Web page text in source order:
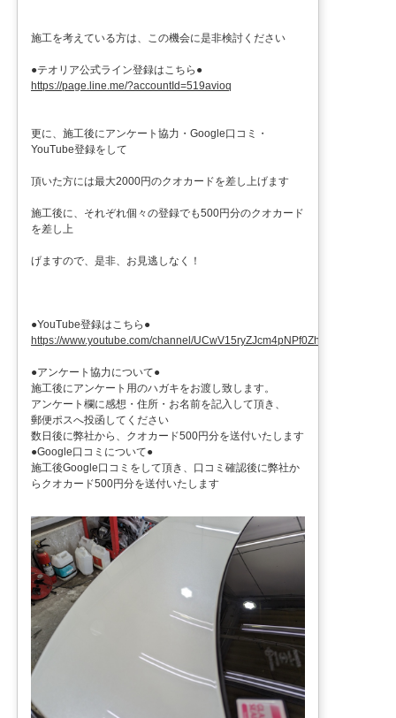
施工を考えている方は、この機会に是非検討ください
●テオリア公式ライン登録はこちら●
https://page.line.me/?accountId=519avioq
更に、施工後にアンケート協力・Google口コミ・
YouTube登録をして
頂いた方には最大2000円のクオカードを差し上げます
施工後に、それぞれ個々の登録でも500円分のクオカード
を差し上
げますので、是非、お見逃しなく！
●YouTube登録はこちら●
https://www.youtube.com/channel/UCwV15ryZJcm4pNPf0ZhXu9g
●アンケート協力について●
施工後にアンケート用のハガキをお渡し致します。
アンケート欄に感想・住所・お名前を記入して頂き、
郵便ポスへ投函してください
数日後に弊社から、クオカード500円分を送付いたします
●Google口コミについて●
施工後Google口コミをして頂き、口コミ確認後に弊社か
らクオカード500円分を送付いたします